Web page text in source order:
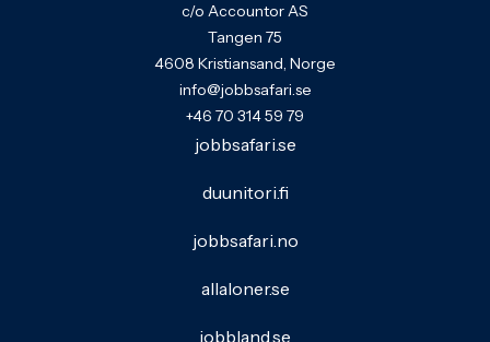
c/o Accountor AS
Tangen 75
4608 Kristiansand, Norge
info@jobbsafari.se
+46 70 314 59 79
jobbsafari.se
duunitori.fi
jobbsafari.no
allaloner.se
jobbland.se